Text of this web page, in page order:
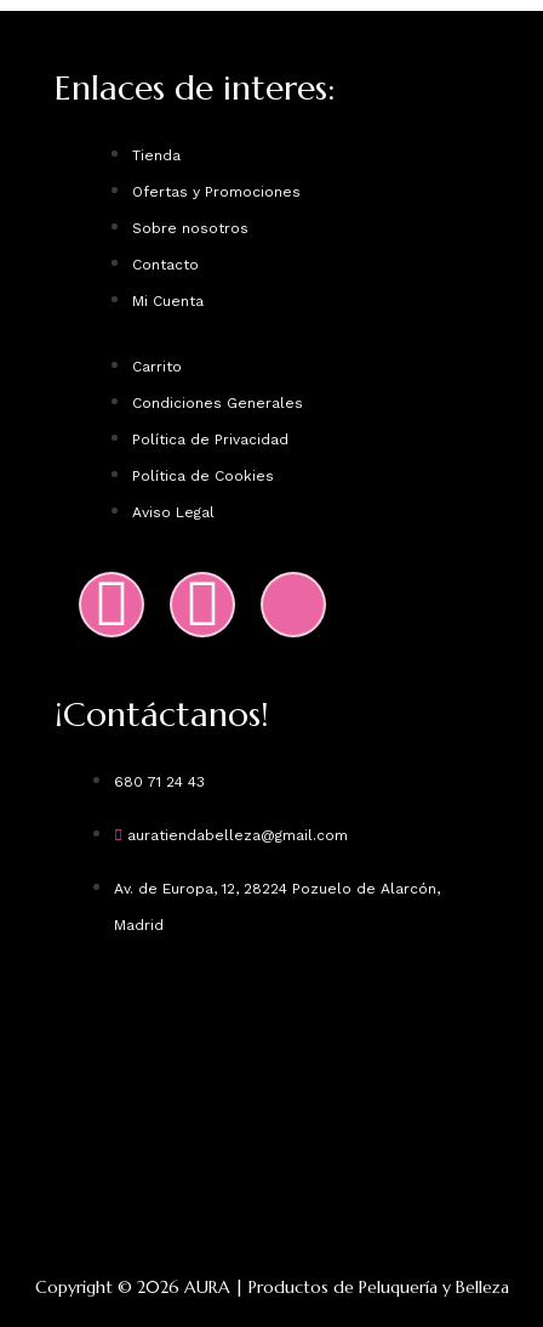
¡Contáctanos!
680 71 24 43
auratiendabelleza@gmail.com
Av. de Europa, 12, 28224 Pozuelo de Alarcón,
Madrid
Enlaces de interes:
Tienda
Ofertas y Promociones
Sobre nosotros
Contacto
Mi Cuenta
Carrito
Condiciones Generales
Política de Privacidad
Política de Cookies
Aviso Legal
Copyright © 2026 AURA | Productos de Peluquería y Belleza